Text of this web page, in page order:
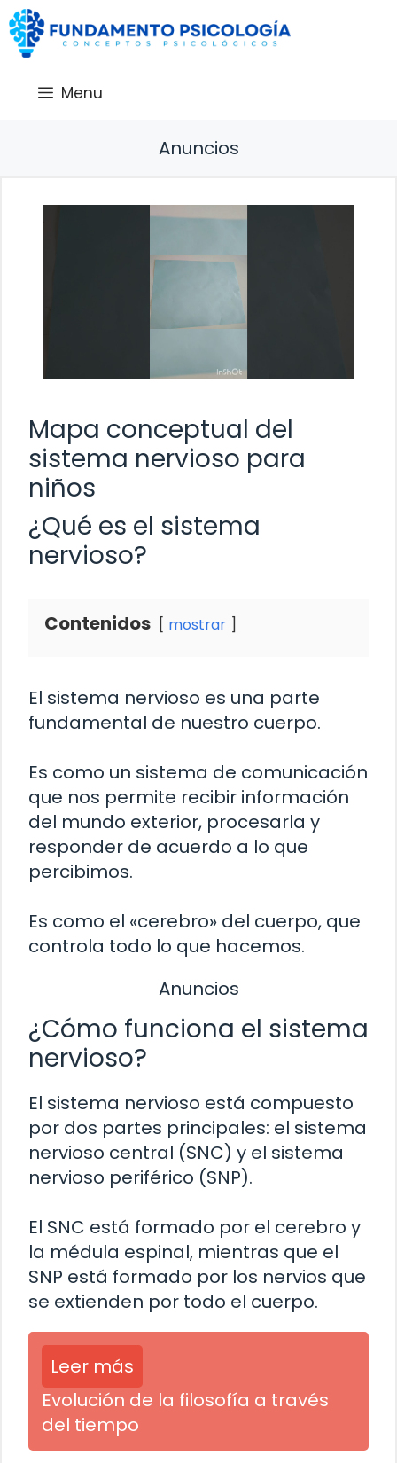
Saltar
al
contenido
Menu
Anuncios
Mapa conceptual del
sistema nervioso para
niños
¿Qué es el sistema
nervioso?
Contenidos mostrar
El sistema nervioso es una parte
fundamental de nuestro cuerpo.
Es como un sistema de comunicación
que nos permite recibir información
del mundo exterior, procesarla y
responder de acuerdo a lo que
percibimos.
Es como el «cerebro» del cuerpo, que
controla todo lo que hacemos.
Anuncios
¿Cómo funciona el sistema
nervioso?
El sistema nervioso está compuesto
por dos partes principales: el sistema
nervioso central (SNC) y el sistema
nervioso periférico (SNP).
El SNC está formado por el cerebro y
la médula espinal, mientras que el
SNP está formado por los nervios que
se extienden por todo el cuerpo.
Leer más
Evolución de la filosofía a través
del tiempo